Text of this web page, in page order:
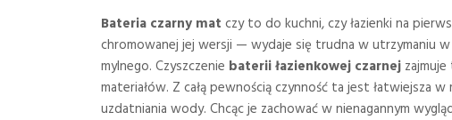
Bateria czarny matczy to do kuchni, czy łazienki na
chromowanej jej wersji — wydaje się trudna w utrzymaniu
mylnego. Czyszczenie baterii łazienkowej czarnej
materiałów. Z całą pewnością czynność ta jest łatwiejsza
uzdatniania wody. Chcąc je zachować w nienagannym